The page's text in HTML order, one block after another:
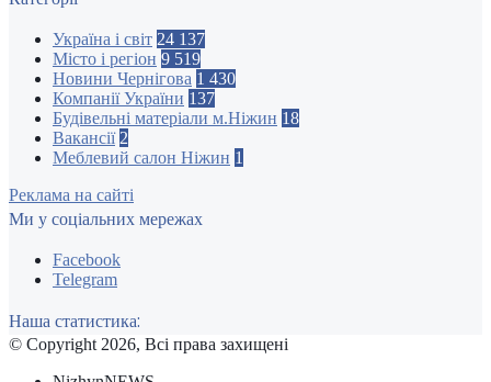
Україна і світ 24 137
Місто і регіон 9 519
Новини Чернігова 1 430
Компанії України 137
Будівельні матеріали м.Ніжин 18
Вакансії 2
Меблевий салон Ніжин 1
Реклама на сайті
Ми у соціальних мережах
Facebook
Telegram
Наша статистика:
© Copyright 2026, Всі права захищені